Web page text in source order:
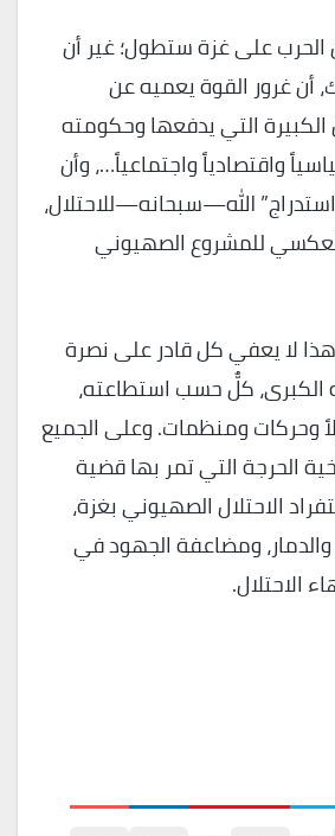
على غزة ستطول؛ غير أن
أن غرور القوة يعميه عن
الكبيرة التي يدفعها وحكومته
واقتصادياً واجتماعياً…، وأن
الله—سبحانه—للاحتلال،
العكسي للمشروع الصهيوني
لا يعفي كل قادر على نصرة
كلٌّ حسب استطاعته،
وحركات ومنظمات. وعلى الجميع
الحرجة التي تمر بها قضية
الاحتلال الصهيوني بغزة،
ومضاعفة الجهود في
الاحتلال.